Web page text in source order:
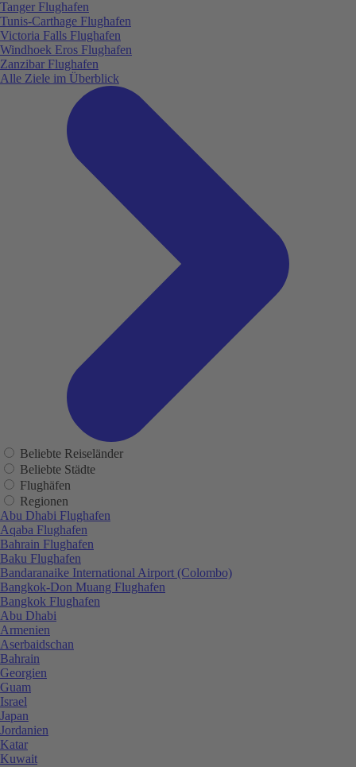
Tanger Flughafen
Tunis-Carthage Flughafen
Victoria Falls Flughafen
Windhoek Eros Flughafen
Zanzibar Flughafen
Alle Ziele im Überblick
Beliebte Reiseländer
Beliebte Städte
Flughäfen
Regionen
Abu Dhabi Flughafen
Aqaba Flughafen
Bahrain Flughafen
Baku Flughafen
Bandaranaike International Airport (Colombo)
Bangkok-Don Muang Flughafen
Bangkok Flughafen
Abu Dhabi
Armenien
Aserbaidschan
Bahrain
Georgien
Guam
Israel
Japan
Jordanien
Katar
Kuwait